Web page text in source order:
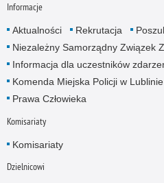
Informacje
Aktualności Rekrutacja
Niezależny Samorządny Związek
Informacja dla uczestników
Komenda Miejska Policji w
Prawa Człowieka
Komisariaty
Komisariaty
Dzielnicowi